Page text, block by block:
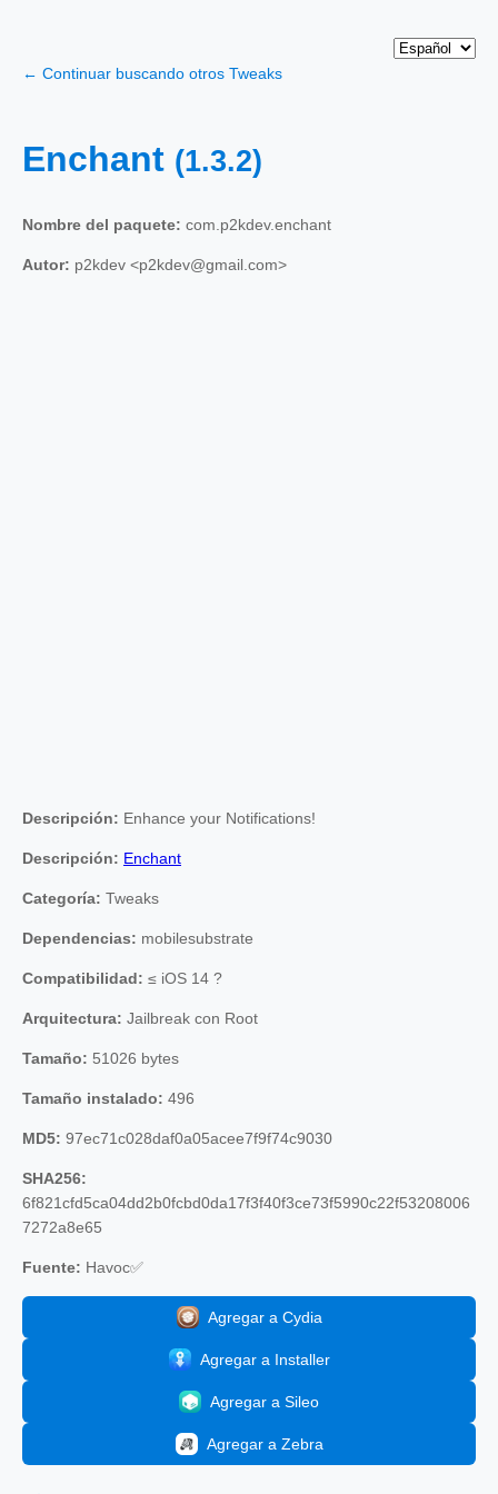
← Continuar buscando otros Tweaks
Enchant (1.3.2)
Nombre del paquete: com.p2kdev.enchant
Autor: p2kdev <p2kdev@gmail.com>
Descripción: Enhance your Notifications!
Descripción: Enchant
Categoría: Tweaks
Dependencias: mobilesubstrate
Compatibilidad: ≤ iOS 14 ?
Arquitectura: Jailbreak con Root
Tamaño: 51026 bytes
Tamaño instalado: 496
MD5: 97ec71c028daf0a05acee7f9f74c9030
SHA256:
6f821cfd5ca04dd2b0fcbd0da17f3f40f3ce73f5990c22f53208006
7272a8e65
Fuente: Havoc✅
Agregar a Cydia
Agregar a Installer
Agregar a Sileo
Agregar a Zebra